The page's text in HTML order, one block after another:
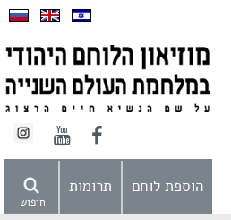
חיפוש
הוספת לוחם תרומות